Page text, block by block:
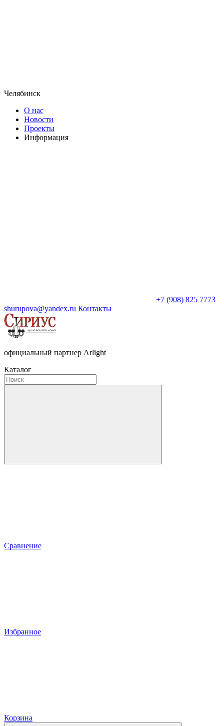
Челябинск
О нас
Новости
Проекты
Информация
+7 (908) 825 7773
shurupova@yandex.ru Контакты
официальный партнер Arlight
Каталог
Сравнение
Избранное
Корзина